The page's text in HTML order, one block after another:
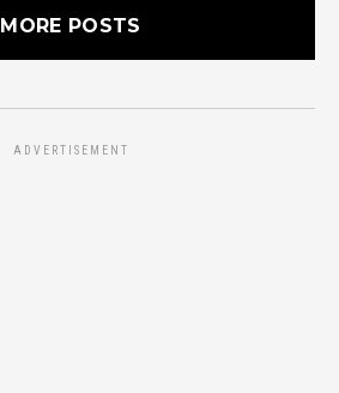
MORE POSTS
ADVERTISEMENT